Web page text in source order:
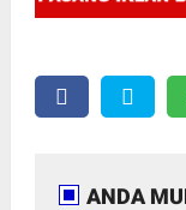
ANDA